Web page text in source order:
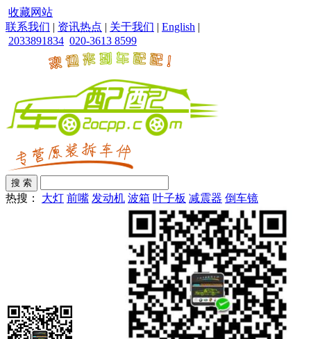
收藏网站
联系我们 | 资讯热点 | 关于我们 | English |
2033891834 020-3613 8599
热搜： 大灯 前嘴 发动机 波箱 叶子板 减震器 倒车镜